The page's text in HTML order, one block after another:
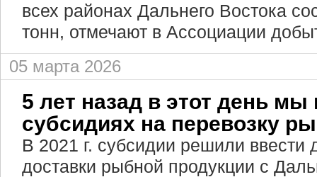
всех районах Дальнего Востока
тонн, отмечают в Ассоциации
05 марта 2026
5 лет назад в этот день
субсидиях на перевозку
В 2021 г. субсидии решили ввести
доставки рыбной продукции с